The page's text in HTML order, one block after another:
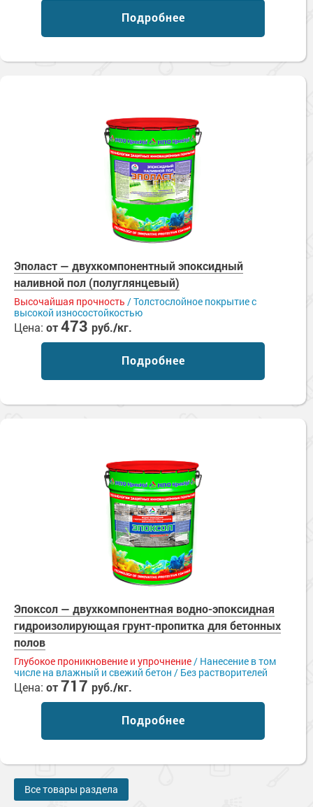
Подробнее
Эполаст — двухкомпонентный эпоксидный
наливной пол (полуглянцевый)
Высочайшая прочность / Толстослойное покрытие с
высокой износостойкостью
Цена: от473 руб./кг.
Подробнее
Эпоксол — двухкомпонентная водно-эпоксидная
гидроизолирующая грунт-пропитка для бетонных
полов
Глубокое проникновение и упрочнение/ Нанесение в том
числе на влажный и свежий бетон / Без растворителей
Цена: от717 руб./кг.
Подробнее
Все товары раздела